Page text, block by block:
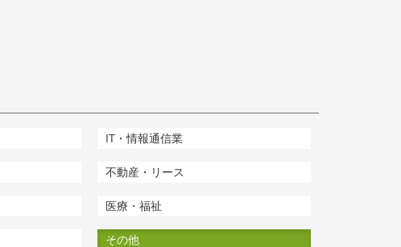
IT・情報通信業
不動産・リース
医療・福祉
その他